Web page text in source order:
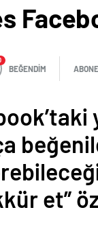
BEĞENDİM
et”